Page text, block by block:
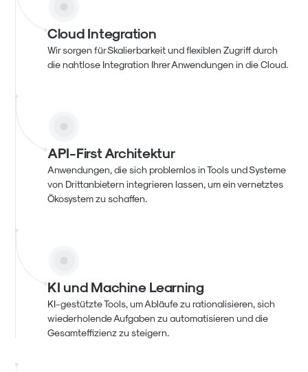
Cloud Integration
Wir sorgen für Skalierbarkeit und flexiblen Zugriff durch
die nahtlose Integration Ihrer Anwendungen in die Cloud.
API-First Architektur
Anwendungen, die sich problemlos in Tools und Systeme
von Drittanbietern integrieren lassen, um ein vernetztes
Ökosystem zu schaffen.
KI und Machine Learning
KI-gestützte Tools, um Abläufe zu rationalisieren, sich
wiederholende Aufgaben zu automatisieren und die
Gesamteffizienz zu steigern.